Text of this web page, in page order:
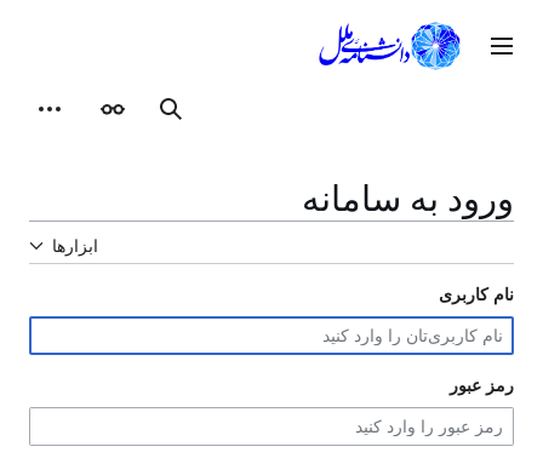
محتوااصلی
جستجوظاهر
ابزارهای
ورود به سامانه
ابزارها
نام کاربری
رمز عبور